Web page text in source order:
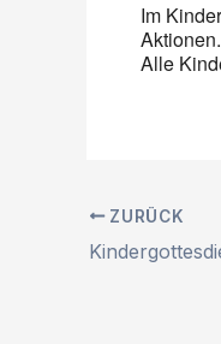
Im
Aktionen.
Alle
ZURÜCK